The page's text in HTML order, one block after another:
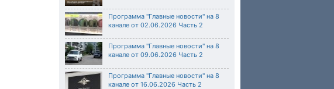
Программа "Главные новости" на 8
канале от 02.06.2026 Часть 2
Программа "Главные новости" на 8
канале от 09.06.2026 Часть 2
Программа "Главные новости" на 8
канале от 16.06.2026 Часть 2